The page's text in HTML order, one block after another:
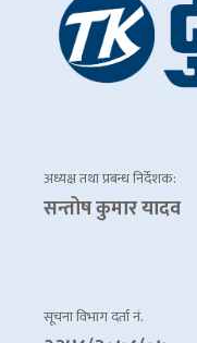
अध्यक्ष तथा प्रबन्ध निर्देशक:
सन्तोष कुमार यादव
सूचना विभाग दर्ता नं.